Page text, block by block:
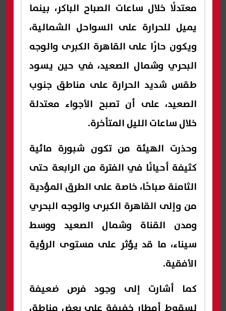
معتدلًا خلال ساعات الصباح الباكر، بينما
يميل للحرارة على السواحل الشمالية،
ويكون حارًا على القاهرة الكبرى والوجه
البحري وشمال الصعيد، في حين يسود
طقس شديد الحرارة على مناطق جنوب
الصعيد، على أن تصبح الأجواء معتدلة
خلال ساعات الليل المتأخرة.
وحذرت الهيئة من تكون شبورة مائية
كثيفة أحيانًا في الفترة من الرابعة حتى
الثامنة صباحًا، خاصة على الطرق المؤدية
من وإلى القاهرة الكبرى والوجه البحري
ومدن القناة وشمال الصعيد ووسط
سيناء، ما قد يؤثر على مستوى الرؤية
الأفقية.
كما أشارت إلى وجود فرص ضعيفة